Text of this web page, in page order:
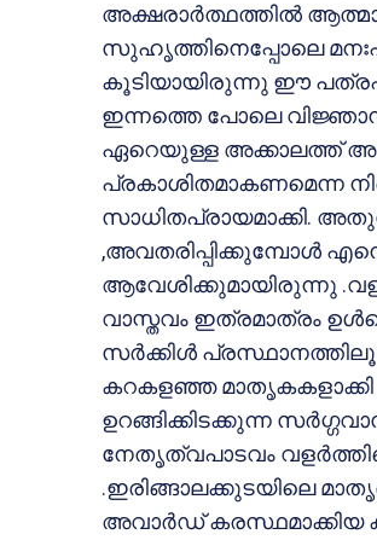
അക്ഷരാര്‍ത്ഥത്തില്‍
സുഹൃത്തിനെപ്പോലെ
കൂടിയായിരുന്നു ഈ
ഇന്നത്തെ പോലെ
ഏറെയുള്ള അക്കാലത്ത്
പ്രകാശിതമാകണമെന്ന
സാധിതപ്രായമാക്കി.
,അവതരിപ്പിക്കുമ്പോള്‍
ആവേശിക്കുമായിരുന്നു
വാസ്തവം ഇത്രമാത്രം
സര്‍ക്കിള്‍
കറകളഞ്ഞ മാതൃകകളാക്കി
ഉറങ്ങിക്കിടക്കുന്ന
നേതൃത്വപാടവം
.ഇരിങ്ങാലക്കുടയിലെ
അവാര്‍ഡ് കരസ്ഥമാക്കിയ